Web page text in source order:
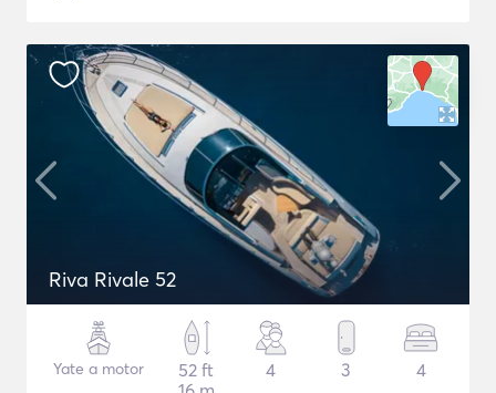
Riva Rivale 52
Yate a motor
52 ft
4 3 4